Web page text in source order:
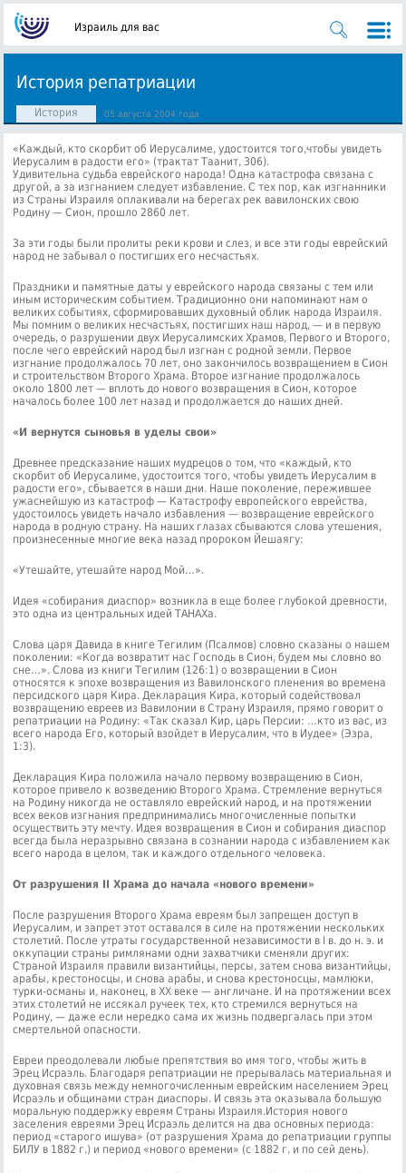
Израиль для вас
История репатриации
История 05 августа 2004 года
«Каждый, кто скорбит об Иерусалиме, удостоится того,чтобы увидеть
Иеру­салим в радости его» (трактат Таанит, 306).
Удивительна судьба еврейского народа! Одна катастрофа связана с
другой, а за изгнанием следует избавление. С тех пор, как изгнанники
из Страны Израиля оплакивали на берегах рек вави­лонских свою
Родину — Сион, прошло 2860 лет.
За эти годы были пролиты реки кро­ви и слез, и все эти годы еврейский
народ не забывал о постигших его несчастьях.
Праздники и памятные даты у еврейского народа связаны с тем или
иным историческим событием. Традиционно они напоминают нам о
великих событиях, сформировавших духовный облик народа Израиля.
Мы помним о великих несчастьях, постигших наш народ, — и в первую
очередь, о разрушении двух Иеруса­лимских Храмов, Первого и Второго,
после чего еврейский народ был изгнан с род­ной земли. Первое
изгнание продолжалось 70 лет, оно закончилось возвращением в Сион
и строительством Второго Храма. Второе изгнание продолжалось
около 1800 лет — вплоть до нового возвращения в Сион, которое
началось более 100 лет назад и продолжается до наших дней.
«И вернутся сыновья в уделы свои»
Древнее предсказание наших мудрецов о том, что «каждый, кто
скорбит об Иеру­салиме, удостоится того, чтобы увидеть Иерусалим в
радости его», сбывается в на­ши дни. Наше поколение, пережившее
ужаснейшую из катастроф — Катастрофу европейского еврейства,
удостоилось уви­деть начало избавления — возвращение еврейского
народа в родную страну. На на­ших глазах сбываются слова утешения,
произнесенные многие века назад пророком Йешаягу:
«Утешайте, утешайте народ Мой…».
Идея «собирания диаспор» возникла в еще более глубокой древности,
это одна из центральных идей ТАНАХа.
Слова царя Давида в книге Тегилим (Псалмов) словно сказаны о нашем
поколении: «Когда возвратит нас Господь в Сион, будем мы словно во
сне…». Слова из книги Тегилим (126:1) о возвращении в Сион
относятся к эпохе возвра­щения из Вавилонского пленения во времена
персидского царя Кира. Декларация Кира, который содействовал
возвращению евреев из Вавилонии в Страну Израиля, прямо говорит о
репатриации на Родину: «Так сказал Кир, царь Персии: …кто из вас, из
всего народа Его, который взойдет в Иерусалим, что в Иудее» (Эзра,
1:3).
Декларация Кира положила начало первому возвра­щению в Сион,
которое привело к возведению Второго Храма. Стремление вернуться
на Родину никогда не ос­тавляло еврейский народ, и на протяжении
всех веков изгнания предпринимались многочисленные попытки
осуществить эту мечту. Идея возвращения в Сион и со­бирания диаспор
всегда была неразрывно связана в сознании народа с избавлением как
всего народа в целом, так и каждого отдельного человека.
От разрушения II Храма до начала «нового времени»
После разрушения Второго Храма евреям был запрещен доступ в
Иерусалим, и запрет этот оставался в силе на протяжении нескольких
столетий. После утраты го­сударственной независимости в I в. до н. э. и
оккупации страны римлянами одни зах­ватчики сменяли других:
Страной Израиля правили византийцы, персы, затем снова византийцы,
арабы, крестоносцы, и снова арабы, и снова крестоносцы, мамлюки,
турки-османы и, наконец, в XX веке — англичане. И на протяжении всех
этих столетий не иссякал ручеек тех, кто стремился вернуться на
Родину, — даже если нередко са­ма их жизнь подвергалась при этом
смертельной опасности.
Евреи преодолевали любые препятствия во имя того, чтобы жить в
Эрец Исраэль. Благодаря репатриации не прерывалась материальная и
духовная связь между немногочисленным еврейским населением Эрец
Исраэль и общинами стран диас­поры. И связь эта оказывала большую
моральную поддержку евреям Страны Изра­иля.История нового
заселения евреями Эрец Исраэль делится на два основных пери­ода:
период «старого ишува» (от разрушения Храма до репатриации группы
БИЛУ в 1882 г.) и период «нового времени» (с 1882 г. и по сей день).